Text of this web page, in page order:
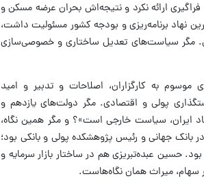
ارائه نکرد و نتیجه‌اش بحران عرضه مسکن و
نهاد برنامه‌ریزی و بودجه کشور مسئولیت داشت،
هاشمی‌رفسنجانی. مگر سیاست‌های تعدیل ساختاری و خصوصی‌سازی
به کارگزاران، اصلاحات و تدبیر و امید
پولی و اقتصادی. مگر دولت‌های یازدهم و
ایران، سیاست خارجی است»؟ و مگر همین نگاه،
بانک جهانی و رئیس پژوهشکده پولی و بانکی بود؛
حسین عبده‌تبریزی هم در ساختار بازار سرمایه و
سهام، میراث همان نگاه‌هاست.